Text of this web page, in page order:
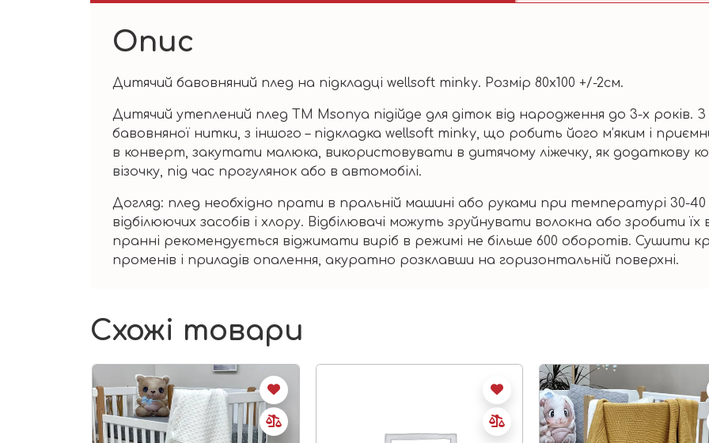
Опис
Дитячий бавовняний плед на підкладці wellsoft minky. Розмір 80х100 +/-2см.
Дитячий утеплений плед TM Msonya підійде для діток від народження до 3-х років. З
бавовняної нитки, з іншого – підкладка wellsoft minky, що робить його м’яким і
в конверт, закутати малюка, використовувати в дитячому ліжечку, як додаткову
візочку, під час прогулянок або в автомобілі.
Догляд: плед необхідно прати в пральній машині або руками при температурі 30-40
відбілюючих засобів і хлору. Відбілювачі можуть зруйнувати волокна або зробити
пранні рекомендується віджимати виріб в режимі не більше 600 оборотів. Сушити
променів і приладів опалення, акуратно розклавши на горизонтальній поверхні.
Схожі товари